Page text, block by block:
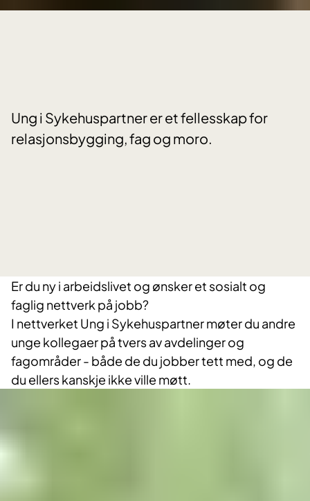
Ung i Sykehuspartner er et fellesskap for
relasjonsbygging, fag og moro.
Er du ny i arbeidslivet og ønsker et sosialt og
faglig nettverk på jobb?
I nettverket Ung i Sykehuspartnermøter du andre
unge kollegaer på tvers av avdelinger og
fagområder - både de du jobber tett med, og de
du ellers kanskje ikke ville møtt.